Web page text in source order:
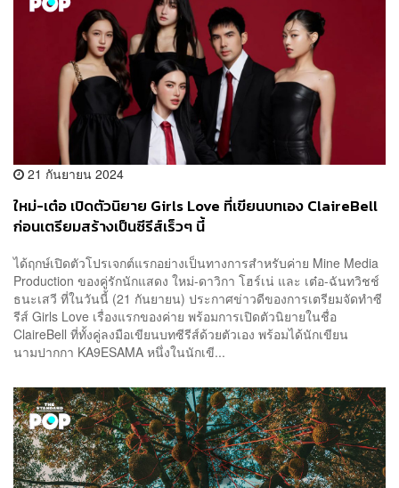
21 กันยายน 2024
ใหม่-เต๋อ เปิดตัวนิยาย Girls Love ที่เขียนบทเอง ClaireBell
ก่อนเตรียมสร้างเป็นซีรีส์เร็วๆ นี้
ได้ฤกษ์เปิดตัวโปรเจกต์แรกอย่างเป็นทางการสำหรับค่าย Mine Media
Production ของคู่รักนักแสดง ใหม่-ดาวิกา โฮร์เน่ และ เต๋อ-ฉันทวิชช์
ธนะเสวี ที่ในวันนี้ (21 กันยายน) ประกาศข่าวดีของการเตรียมจัดทำซี
รีส์ Girls Love เรื่องแรกของค่าย พร้อมการเปิดตัวนิยายในชื่อ
ClaireBell ที่ทั้งคู่ลงมือเขียนบทซีรีส์ด้วยตัวเอง พร้อมได้นักเขียน
นามปากกา KA9ESAMA หนึ่งในนักเขี...